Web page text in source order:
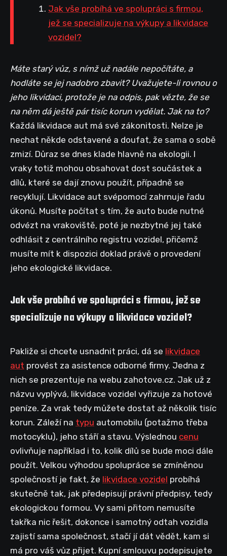
Jak vše probíhá ve spolupráci s firmou,
jež se specializuje na výkupy a likvidace
vozidel?
Máte starý vůz, s nímž už nadále nepočítáte, a
hodláte se jej nadobro zbavit? Uvažujete-li rovnou o
jeho likvidaci, protože je na odpis, pak vězte, že se
na něm dá ještě pár tisíc korun vydělat. Jak na to?
Každá likvidace aut má své zákonitosti. Nelze je
nechat někde odstavené a doufat, že sama o sobě
zmizí. Důraz se dnes klade hlavně na ekologii. I
vraky totiž mohou obsahovat dost součástek a
dílů, které se dají znovu použít, případně se
recyklují. Likvidace aut svépomocí zahrnuje řadu
úkonů. Musíte počítat s tím, že auto bude nutné
odvézt na vrakoviště, poté je nezbytné jej také
odhlásit z centrálního registru vozidel, přičemž
musíte mít k dispozici doklad právě o provedení
jeho ekologické likvidace.
Jak vše probíhá ve spolupráci s firmou, jež se
specializuje na výkupy a likvidace vozidel?
Pakliže si chcete usnadnit práci, dá se likvidace
aut provést za asistence odborné firmy. Jedna z
nich se prezentuje na webu zahotove.cz. Jak už z
názvu vyplývá, likvidace vozidel vyřizuje za hotové
peníze. Za vrak tedy můžete dostat až několik tisíc
korun. Záleží na typu automobilu (potažmo třeba
motocyklu), jeho stáří a stavu. Výslednou cenu
ovlivňuje například i to, kolik dílů se bude moci dále
použít. Velkou výhodou spolupráce se zmíněnou
společností je fakt, že likvidace vozidel probíhá
skutečně tak, jak předepisují právní předpisy, tedy
ekologickou formou. Vy sami přitom nemusíte
takřka nic řešit, dokonce i samotný odtah vozidla
zajistí sama společnost, stačí jí dát vědět, kam si
má pro váš vůz přijet. Kupní smlouvu podepisujete